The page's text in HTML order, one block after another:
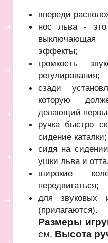
впереди
нос льва -
эффекты;
громкость
регулирования;
сзади
которую
делающий
ручка быстро
сидение каталки;
сидя на
ушки льва и
широкие
передвигаться;
для звуковых
(прилагаются).
Размеры
см. Высота